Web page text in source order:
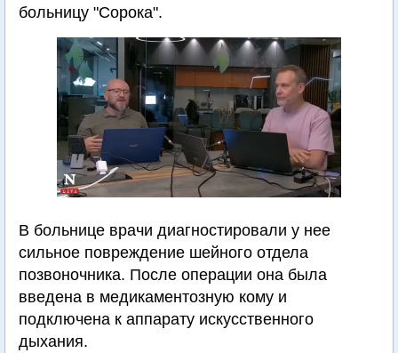
больницу "Сорока".
В больнице врачи диагностировали у нее
сильное повреждение шейного отдела
позвоночника. После операции она была
введена в медикаментозную кому и
подключена к аппарату искусственного
дыхания.